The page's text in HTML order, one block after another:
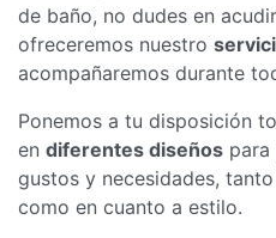
de baño, no dudes en
ofreceremos nuestro
acompañaremos durante
Ponemos a tu disposición
en diferentes diseños
gustos y necesidades,
como en cuanto a estilo.